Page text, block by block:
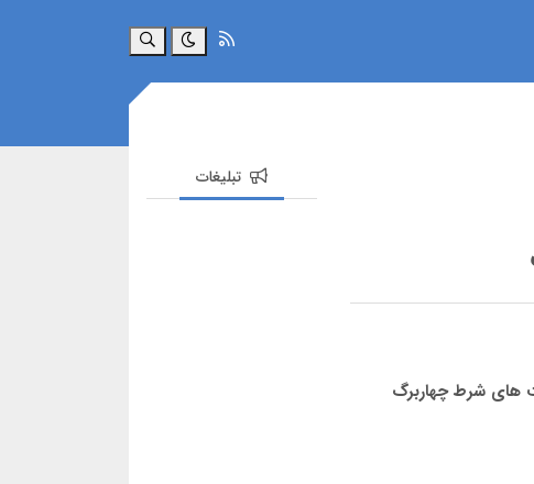
جستجو
های شرط چهاربرگ
تبلیغات